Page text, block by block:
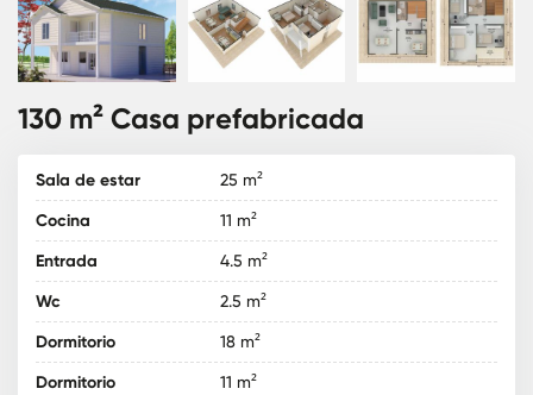
130 m² Casa prefabricada
Sala de estar 25 m²
Cocina 11 m²
Entrada 4.5 m²
Wc 2.5 m²
Dormitorio 18 m²
Dormitorio 11 m²